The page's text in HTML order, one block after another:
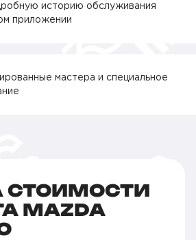
историю обслуживания
приложении
мастера и специальное
СТОИМОСТИ
MAZDA